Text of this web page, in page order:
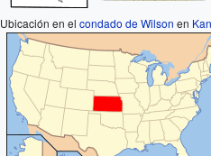
Ubicación en elcondado de Wilson en